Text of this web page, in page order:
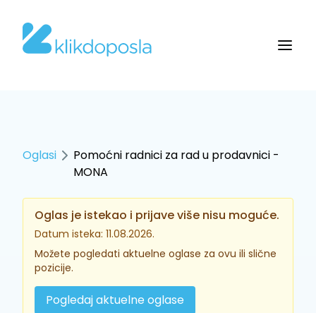
Oglasi
Pomoćni radnici za rad u prodavnici -
MONA
Oglas je istekao i prijave više nisu moguće.
Datum isteka: 11.08.2026.
Možete pogledati aktuelne oglase za ovu ili slične
pozicije.
Pogledaj aktuelne oglase